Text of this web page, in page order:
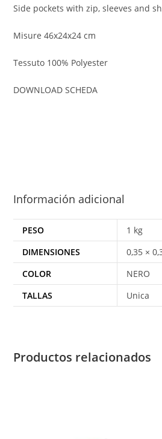
Side pockets with zip, sleeves and
Misure 46x24x24 cm
Tessuto 100% Polyester
DOWNLOAD SCHEDA
Información adicional
PESO
1 kg
DIMENSIONES
0,35 ×
COLOR
NERO
TALLAS
Unica
Productos relacionados